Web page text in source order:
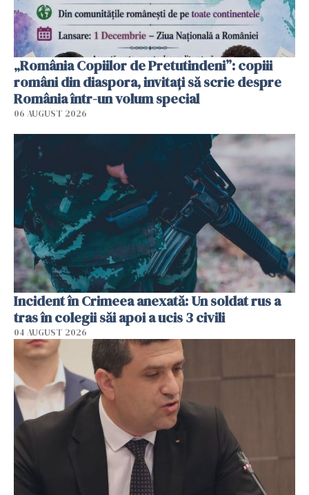
„România Copiilor de Pretutindeni”: copiii
români din diaspora, invitați să scrie despre
România într-un volum special
06 AUGUST 2026
Incident în Crimeea anexată: Un soldat rus a
tras în colegii săi apoi a ucis 3 civili
04 AUGUST 2026